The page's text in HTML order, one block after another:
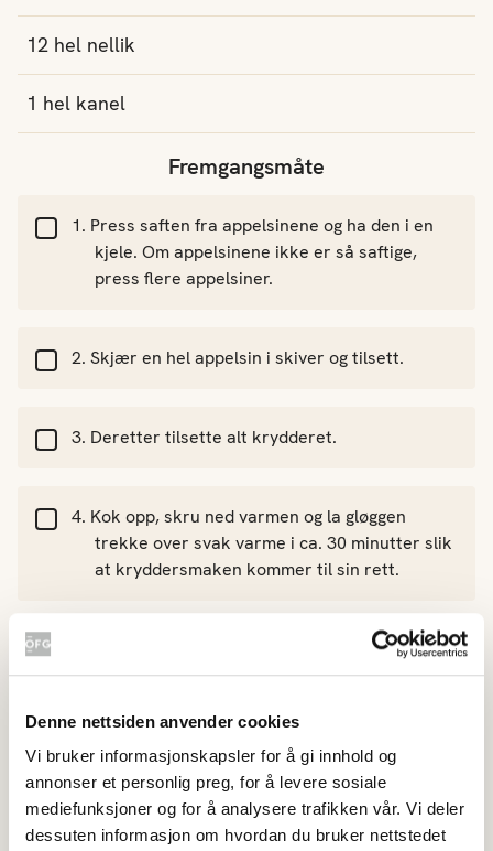
Denne nettsiden anvender cookies
Vi bruker informasjonskapsler for å gi innhold og
annonser et personlig preg, for å levere sosiale
mediefunksjoner og for å analysere trafikken vår. Vi deler
dessuten informasjon om hvordan du bruker nettstedet
12 hel nellik
1 hel kanel
Fremgangsmåte
Press saften fra appelsinene og ha den i en
kjele. Om appelsinene ikke er så saftige,
press flere appelsiner.
Skjær en hel appelsin i skiver og tilsett.
Deretter tilsette alt krydderet.
Kok opp, skru ned varmen og la gløggen
trekke over svak varme i ca. 30 minutter slik
at kryddersmaken kommer til sin rett.
Server appelsingløggen rykende varm f.eks.
sammen med pepperkaker.
Hvor godt likte du oppskriften?